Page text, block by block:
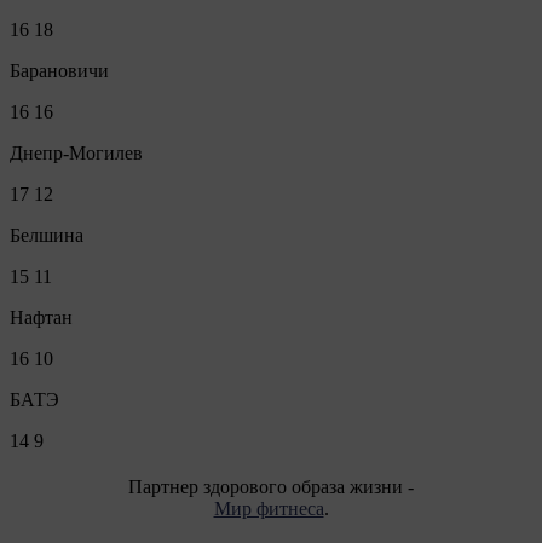
16 18
Барановичи
16 16
Днепр-Могилев
17 12
Белшина
15 11
Нафтан
16 10
БАТЭ
14 9
Партнер здорового образа жизни -
Мир фитнеса.